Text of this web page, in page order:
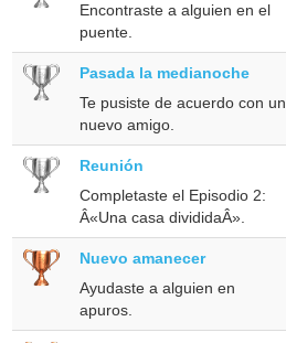
Encontraste a alguien en el
puente.
Pasada la medianoche
Te pusiste de acuerdo con un
nuevo amigo.
Reunión
Completaste el Episodio 2:
Â«Una casa divididaÂ».
Nuevo amanecer
Ayudaste a alguien en
apuros.